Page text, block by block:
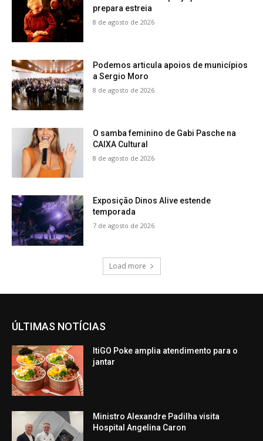
prepara estreia
8 de agosto de 2026
Podemos articula apoios de municípios
a Sergio Moro
8 de agosto de 2026
O samba feminino de Gabi Pasche na
CAIXA Cultural
8 de agosto de 2026
Exposição Dinos Alive estende
temporada
7 de agosto de 2026
Load more
ÚLTIMAS NOTÍCIAS
ItiGO Poke amplia atendimento para o
jantar
Ministro Alexandre Padilha visita
Hospital Angelina Caron